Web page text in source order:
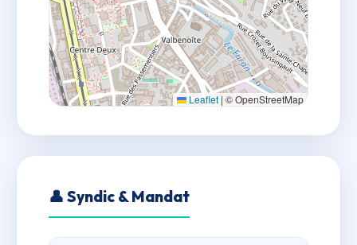
Leaflet | © OpenStreetMap
👤 Syndic & Mandat